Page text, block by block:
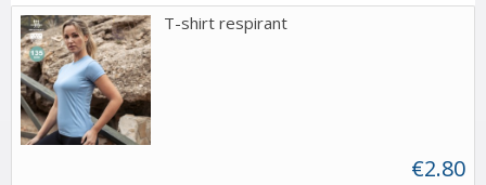
T-shirt respirant
€2.80